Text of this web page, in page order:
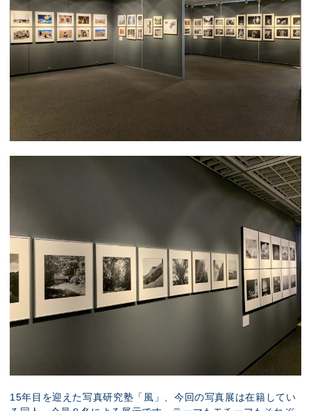
15年目を迎えた写真研究塾「風」、今回の写真展は在籍してい